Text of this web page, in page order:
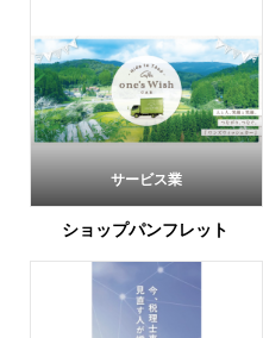
サービス業
ショップパンフレット